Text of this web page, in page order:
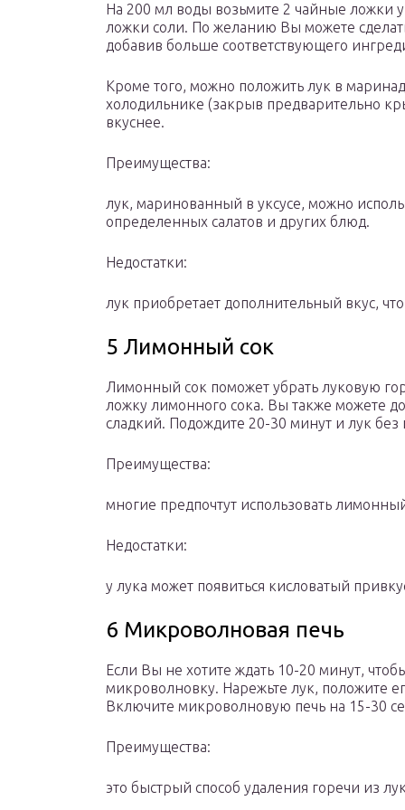
На 200 мл воды возьмите 2 чайные ложки
ложки соли. По желанию Вы можете
добавив больше соответствующего
Кроме того, можно положить лук в
холодильнике (закрыв предварительно
вкуснее.
Преимущества:
лук, маринованный в уксусе, можно
определенных салатов и других блюд.
Недостатки:
лук приобретает дополнительный вкус,
5 Лимонный сок
Лимонный сок поможет убрать луковую
ложку лимонного сока. Вы также можете
сладкий. Подождите 20-30 минут и лук без
Преимущества:
многие предпочтут использовать
Недостатки:
у лука может появиться кисловатый
6 Микроволновая печь
Если Вы не хотите ждать 10-20 минут,
микроволновку. Нарежьте лук, положите
Включите микроволновую печь на 15-30
Преимущества:
это быстрый способ удаления горечи из